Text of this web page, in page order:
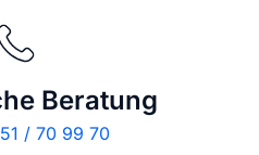
Beratung
/ 70 99 70